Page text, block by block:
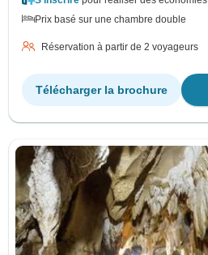
Prix basé sur une chambre double
Réservation à partir de 2 voyageurs
Télécharger la brochure